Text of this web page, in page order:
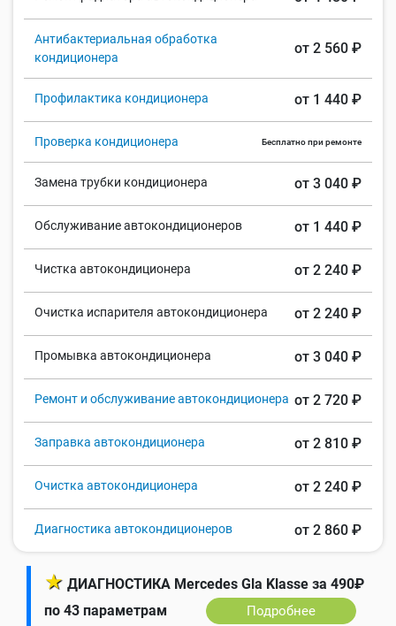
Антибактериальная обработка
кондиционера
от 2 560 ₽
Профилактика кондиционера от 1 440 ₽
Проверка кондиционера Бесплатно при ремонте
Замена трубки кондиционера от 3 040 ₽
Обслуживание автокондиционеров от 1 440 ₽
Чистка автокондиционера от 2 240 ₽
Очистка испарителя автокондиционера от 2 240 ₽
Промывка автокондиционера от 3 040 ₽
Ремонт и обслуживание автокондиционера от 2 720 ₽
Заправка автокондиционера от 2 810 ₽
Очистка автокондиционера от 2 240 ₽
Диагностика автокондиционеров от 2 860 ₽
★ ДИАГНОСТИКА Mercedes Gla Klasse за 490₽
по 43 параметрам
Подробнее